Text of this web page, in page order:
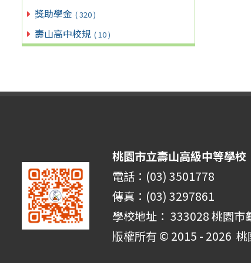
獎助學金 ( 320 )
壽山高中校規 ( 10 )
桃園市立壽山高級中等學校
電話：(03) 3501778
傳真：(03) 3297861
學校地址： 333028 桃園市
版權所有 © 2015 - 2026 桃